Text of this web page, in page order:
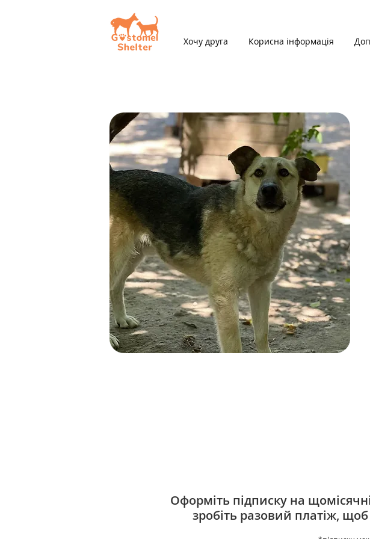
Хочу друга Корисна інформація
Оформіть підписку на
зробіть разовий платіж,